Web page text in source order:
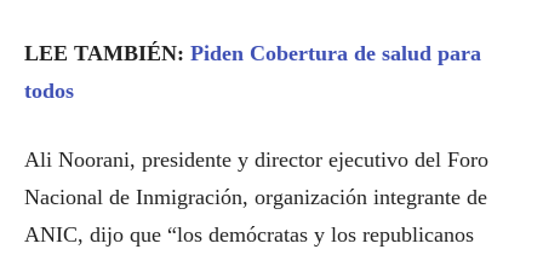
LEE TAMBIÉN: Piden Cobertura de salud para
todos
Ali Noorani, presidente y director ejecutivo del Foro
Nacional de Inmigración, organización integrante de
ANIC, dijo que “los demócratas y los republicanos